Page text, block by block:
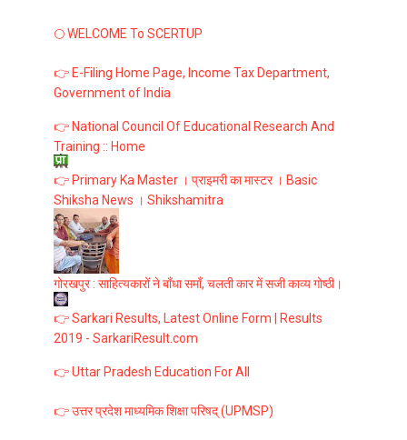
🌕 WELCOME To SCERTUP
👉 E-Filing Home Page, Income Tax Department,
Government of India
👉 National Council Of Educational Research And
Training :: Home
👉 Primary Ka Master । प्राइमरी का मास्टर । Basic
Shiksha News । Shikshamitra
गोरखपुर : साहित्यकारों ने बाँधा समाँ, चलती कार में सजी काव्य गोष्ठी।
👉 Sarkari Results, Latest Online Form | Results
2019 - SarkariResult.com
👉 Uttar Pradesh Education For All
👉 उत्तर प्रदेश माध्यमिक शिक्षा परिषद् (UPMSP)